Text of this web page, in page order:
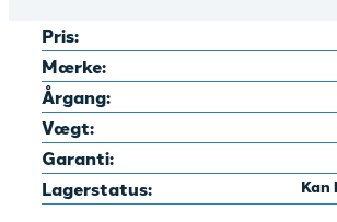
Pris:
Mærke:
Årgang:
Vægt:
Garanti:
Lagerstatus: